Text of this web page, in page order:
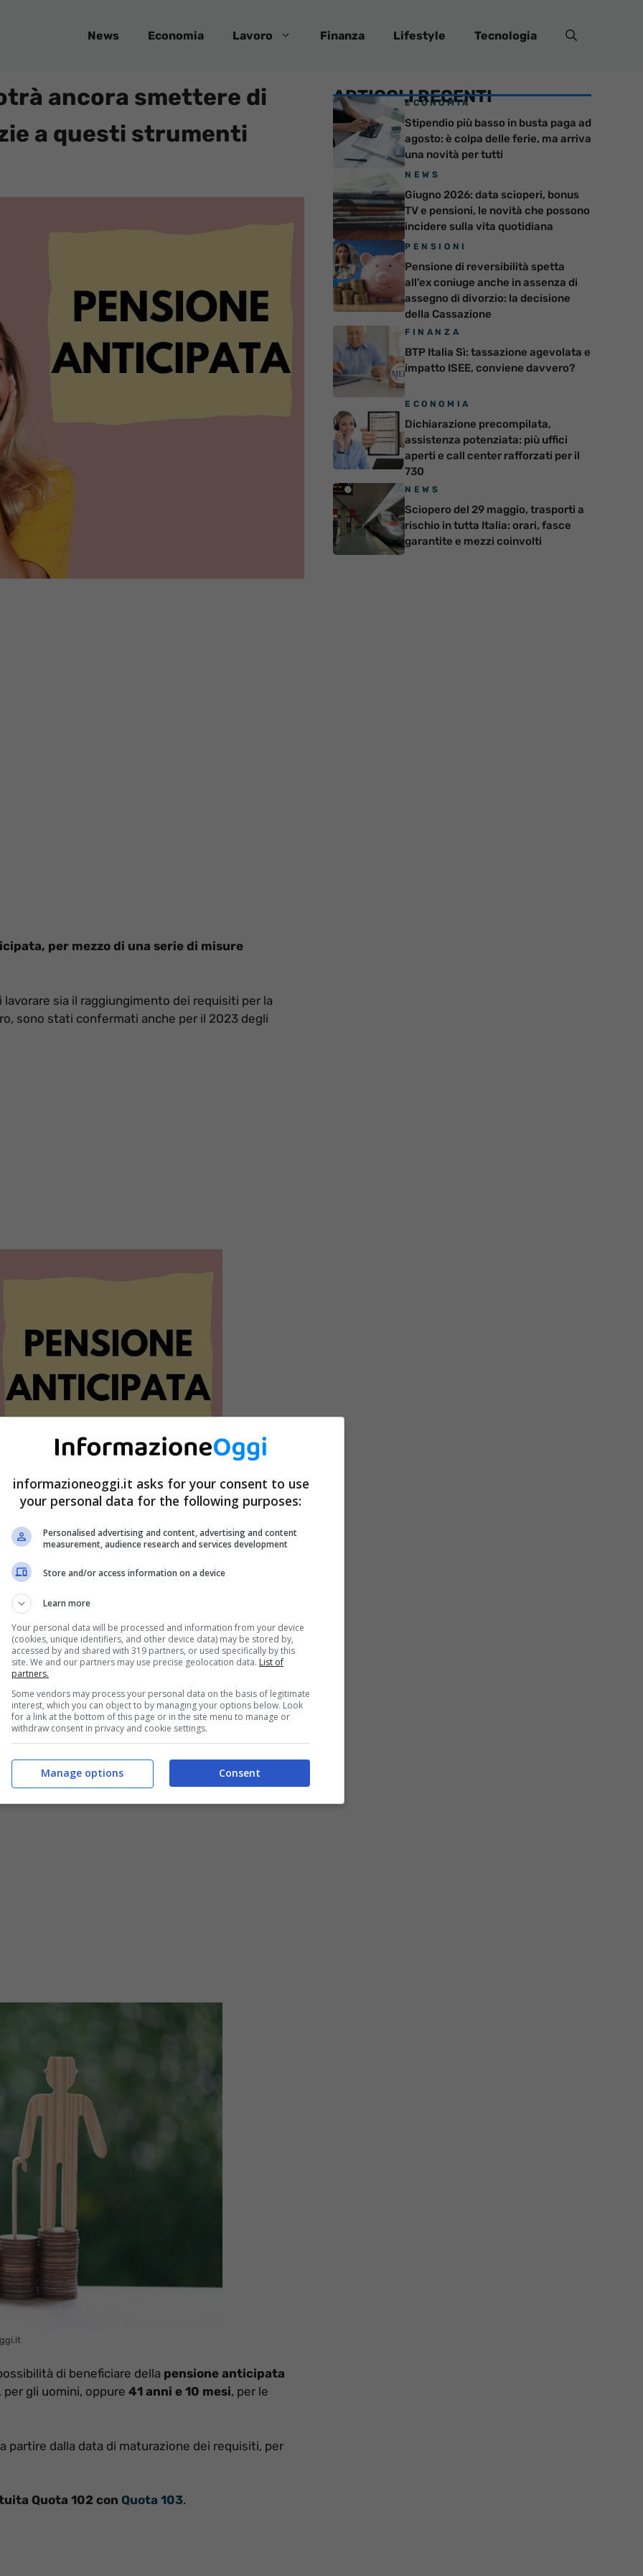
News Economia Lavoro Finanza Lifestyle Tecnologia
ancora smettere di
a questi strumenti
per mezzo di una serie di misure
sia il raggiungimento dei requisiti per la
sono stati confermati anche per il 2023 degli
– InformazioneOggi.it
disposizione dalla normativa per la
pensione
per la decorrenza della prima rata della
per queste categorie
raggiungere i67 anni di età e i 20 anni di
di beneficiare della pensione anticipata
, per gli uomini, oppure 41 anni e 10 mesi, per le
partire dalla data di maturazione dei requisiti, per
Quota 102 con Quota 103.
ARTICOLI RECENTI
ECONOMIA
Stipendio più basso in busta paga ad
agosto: è colpa delle ferie, ma arriva
una novità per tutti
NEWS
Giugno 2026: data scioperi, bonus
TV e pensioni, le novità che possono
incidere sulla vita quotidiana
PENSIONI
Pensione di reversibilità spetta
all’ex coniuge anche in assenza di
assegno di divorzio: la decisione
della Cassazione
FINANZA
BTP Italia Sì: tassazione agevolata e
impatto ISEE, conviene davvero?
ECONOMIA
Dichiarazione precompilata,
assistenza potenziata: più uffici
aperti e call center rafforzati per il
730
NEWS
Sciopero del 29 maggio, trasporti a
rischio in tutta Italia: orari, fasce
garantite e mezzi coinvolti
informazioneoggi.it asks for your consent to use
your personal data for the following purposes:
Personalised advertising and content, advertising and content
measurement, audience research and services development
Store and/or access information on a device
Learn more
Your personal data will be processed and information from your device
(cookies, unique identifiers, and other device data) may be stored by,
accessed by and shared with 319 partners, or used specifically by this
site. We and our partners may use precise geolocation data. List of
partners.
Some vendors may process your personal data on the basis of legitimate
interest, which you can object to by managing your options below. Look
for a link at the bottom of this page or in the site menu to manage or
withdraw consent in privacy and cookie settings.
Consent
Manage options